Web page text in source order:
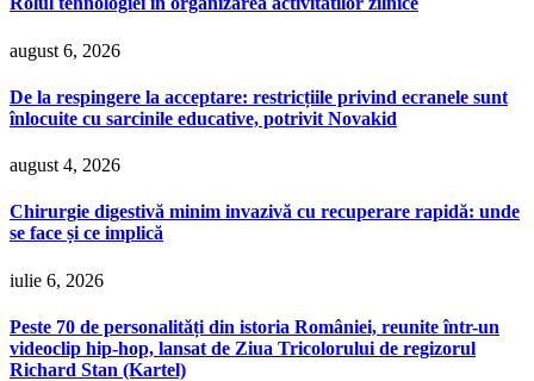
august 6, 2026
De la respingere la acceptare: restricțiile privind ecranele sunt
înlocuite cu sarcinile educative, potrivit Novakid
august 4, 2026
Chirurgie digestivă minim invazivă cu recuperare rapidă: unde
se face și ce implică
iulie 6, 2026
Peste 70 de personalități din istoria României, reunite într-un
videoclip hip-hop, lansat de Ziua Tricolorului de regizorul
Richard Stan (Kartel)